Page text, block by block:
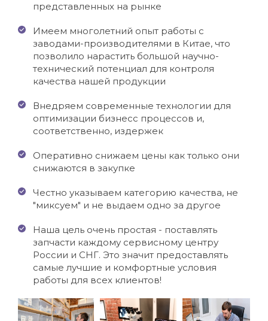
представленных на рынке
Имеем многолетний опыт работы с
заводами-производителями в Китае, что
позволило нарастить большой научно-
технический потенциал для контроля
качества нашей продукции
Внедряем современные технологии для
оптимизации бизнесс процессов и,
соответственно, издержек
Оперативно снижаем цены как только они
снижаются в закупке
Честно указываем категорию качества, не
"миксуем" и не выдаем одно за другое
Наша цель очень простая - поставлять
запчасти каждому сервисному центру
России и СНГ. Это значит предоставлять
самые лучшие и комфортные условия
работы для всех клиентов!